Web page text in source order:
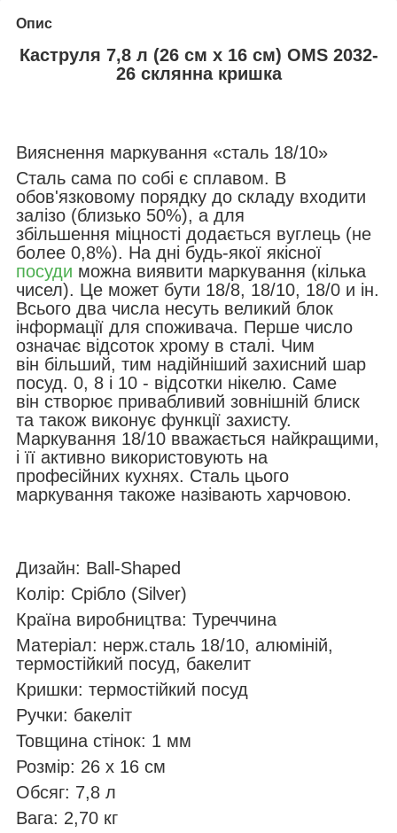
Опис
Каструля 7,8 л (26 см х 16 см) OMS 2032-
26 склянна кришка
Вияснення маркування «сталь 18/10»
Сталь сама по собі є сплавом. В
обов'язковому порядку до складу входити
залізо (близько 50%), а для
збільшення міцності додається вуглець (не
более 0,8%). На дні будь-якої якісної
посуди можна виявити маркування (кілька
чисел). Це может бути 18/8, 18/10, 18/0 и ін.
Всього два числа несуть великий блок
інформації для споживача. Перше число
означає відсоток хрому в сталі. Чим
він більший, тим надійніший захисний шар
посуд. 0, 8 і 10 - відсотки нікелю. Саме
він створює привабливий зовнішній блиск
та також виконує функції захисту.
Маркування 18/10 вважається найкращими,
і її активно використовують на
професійних кухнях. Сталь цього
маркування такоже назівають харчовою.
Дизайн: Ball-Shaped
Колір: Срібло (Silver)
Країна виробництва: Туреччина
Матеріал: нерж.сталь 18/10, алюміній,
термостійкий посуд, бакелит
Кришки: термостійкий посуд
Ручки: бакеліт
Товщина стінок: 1 мм
Розмір: 26 х 16 см
Обсяг: 7,8 л
Вага: 2,70 кг